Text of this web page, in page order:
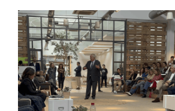
Blog
Empresa
Contacto
View
Larger
Image